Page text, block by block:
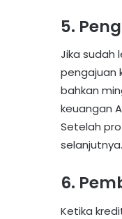
5.
Jika sudah
pengajuan
bahkan
keuangan
Setelah
selanjutnya.
6.
Ketika